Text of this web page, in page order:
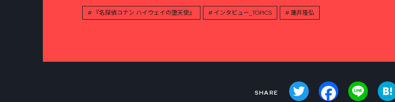
『名探偵コナン ハイウェイの堕天使』 インタビュー_TOPICS 蓮井隆弘
Twitter Facebook Line